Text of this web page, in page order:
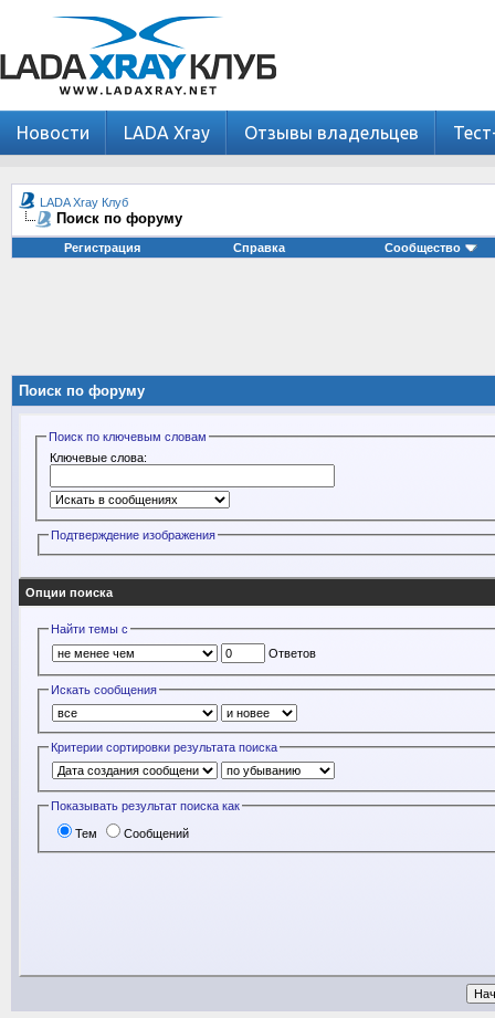
Новости LADA Xray Отзывы владельцев
LADA Xray Клуб
Поиск по форуму
Регистрация Справка Сообщество
Поиск по форуму
Поиск по ключевым словам
Ключевые слова:
Подтверждение изображения
Опции поиска
Найти темы с
Ответов
Искать сообщения
Критерии сортировки результата поиска
Показывать результат поиска как
Тем Сообщений